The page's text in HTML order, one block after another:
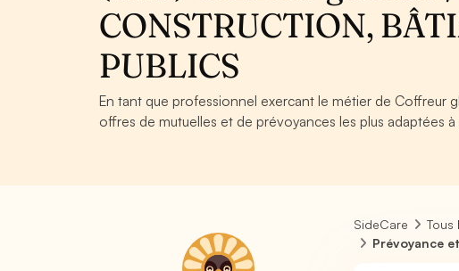
CONSTRUCTION,
PUBLICS
En tant que professionnel exercant le métier de Coffreur
offres de mutuelles et de prévoyances les plus adaptées
SideCare Tous
Prévoyance